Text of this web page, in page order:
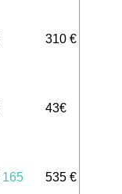
310 €
43€
165
535 €